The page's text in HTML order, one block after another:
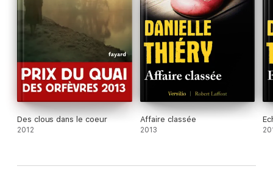
Des clous dans le coeur
2012
Affaire classée
2013